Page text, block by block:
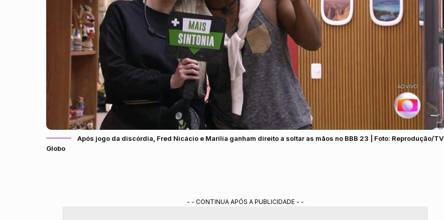
Após jogo da discórdia, Fred Nicácio e Marília ganham direito a soltar as mãos no BBB 23 | Foto: Reprodução/TV
Globo
- - CONTINUA APÓS A PUBLICIDADE - -